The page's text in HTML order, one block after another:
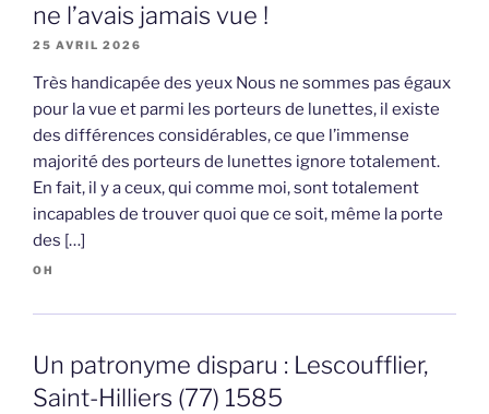
ne l’avais jamais vue !
25 AVRIL 2026
Très handicapée des yeux Nous ne sommes pas égaux
pour la vue et parmi les porteurs de lunettes, il existe
des différences considérables, ce que l’immense
majorité des porteurs de lunettes ignore totalement.
En fait, il y a ceux, qui comme moi, sont totalement
incapables de trouver quoi que ce soit, même la porte
des […]
OH
Un patronyme disparu : Lescoufflier,
Saint-Hilliers (77) 1585